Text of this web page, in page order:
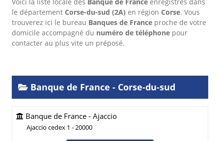
le département Corse-du-sud (2A) en région Corse. Vous
trouverez ici le bureau Banques de France proche de votre
domicile accompagné du numéro de téléphone pour
contacter au plus vite un préposé.
Banque de France - Corse-du-sud
Banque de France - Ajaccio
Ajaccio cedex 1 - 20000